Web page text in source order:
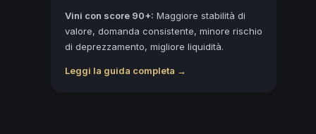
Vini con score 90+: Maggiore stabilità di
valore, domanda consistente, minore rischio
di deprezzamento, migliore liquidità.
Leggi la guida completa →